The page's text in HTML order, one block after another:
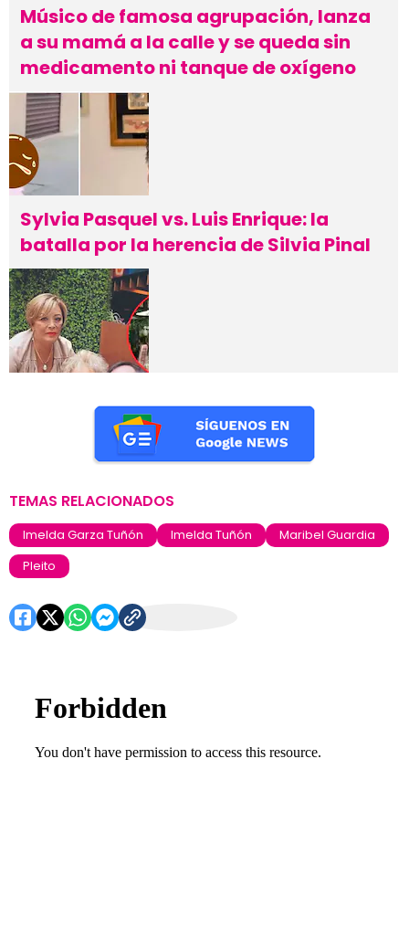
Músico de famosa agrupación, lanza
a su mamá a la calle y se queda sin
medicamento ni tanque de oxígeno
Sylvia Pasquel vs. Luis Enrique: la
batalla por la herencia de Silvia Pinal
TEMAS RELACIONADOS
Imelda Garza Tuñón Imelda Tuñón
Maribel Guardia
Pleito